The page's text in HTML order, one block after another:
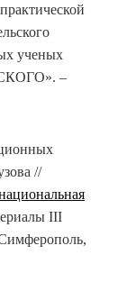
ученых
–
//
III